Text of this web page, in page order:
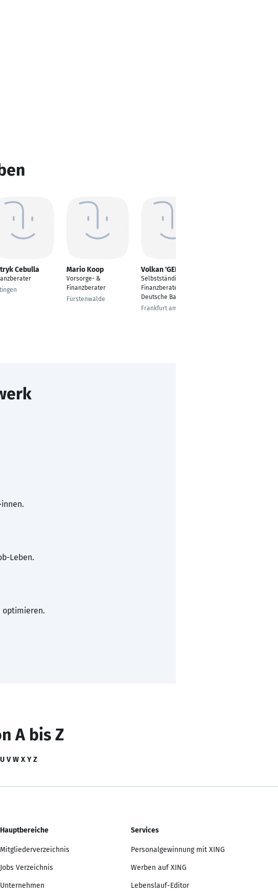
Cebulla Mario Koop
Vorsorge- &
Finanzberater
Fürstenwalde
Volkan 'GENC
Selbstständiger
Finanzberater für die
Deutsche Bank
Frankfurt am Main
Leben.
optimieren.
A bis Z
U V W X Y Z
Hauptbereiche
Mitgliederverzeichnis
Jobs Verzeichnis
Unternehmen
Services
Personalgewinnung mit XING
Werben auf XING
Lebenslauf-Editor